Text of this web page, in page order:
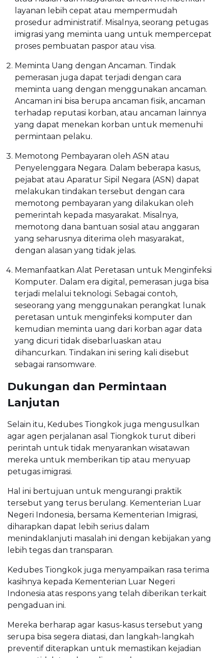
layanan lebih cepat atau mempermudah
prosedur administratif. Misalnya, seorang petugas
imigrasi yang meminta uang untuk mempercepat
proses pembuatan paspor atau visa.
Meminta Uang dengan Ancaman. Tindak
pemerasan juga dapat terjadi dengan cara
meminta uang dengan menggunakan ancaman.
Ancaman ini bisa berupa ancaman fisik, ancaman
terhadap reputasi korban, atau ancaman lainnya
yang dapat menekan korban untuk memenuhi
permintaan pelaku.
Memotong Pembayaran oleh ASN atau
Penyelenggara Negara. Dalam beberapa kasus,
pejabat atau Aparatur Sipil Negara (ASN) dapat
melakukan tindakan tersebut dengan cara
memotong pembayaran yang dilakukan oleh
pemerintah kepada masyarakat. Misalnya,
memotong dana bantuan sosial atau anggaran
yang seharusnya diterima oleh masyarakat,
dengan alasan yang tidak jelas.
Memanfaatkan Alat Peretasan untuk Menginfeksi
Komputer. Dalam era digital, pemerasan juga bisa
terjadi melalui teknologi. Sebagai contoh,
seseorang yang menggunakan perangkat lunak
peretasan untuk menginfeksi komputer dan
kemudian meminta uang dari korban agar data
yang dicuri tidak disebarluaskan atau
dihancurkan. Tindakan ini sering kali disebut
sebagai ransomware.
Dukungan dan Permintaan
Lanjutan
Selain itu, Kedubes Tiongkok juga mengusulkan
agar agen perjalanan asal Tiongkok turut diberi
perintah untuk tidak menyarankan wisatawan
mereka untuk memberikan tip atau menyuap
petugas imigrasi.
Hal ini bertujuan untuk mengurangi praktik
tersebut yang terus berulang. Kementerian Luar
Negeri Indonesia, bersama Kementerian Imigrasi,
diharapkan dapat lebih serius dalam
menindaklanjuti masalah ini dengan kebijakan yang
lebih tegas dan transparan.
Kedubes Tiongkok juga menyampaikan rasa terima
kasihnya kepada Kementerian Luar Negeri
Indonesia atas respons yang telah diberikan terkait
pengaduan ini.
Mereka berharap agar kasus-kasus tersebut yang
serupa bisa segera diatasi, dan langkah-langkah
preventif diterapkan untuk memastikan kejadian